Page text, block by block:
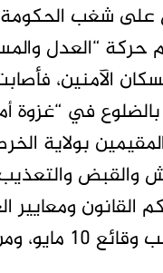
على شغب
حركة “العدل
الآمنين،
في “غزوة
بولاية
والقبض
الانتقالي (2005)
هم في الأسر.